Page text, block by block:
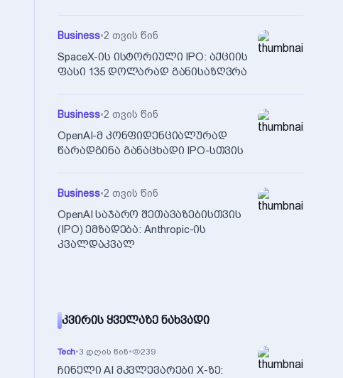
Business•2 თვის წინ
SpaceX-ის ისტორიული IPO: აქციის
ფასი 135 დოლარად განისაზღვრა
Business•2 თვის წინ
OpenAI-მ კონფიდენციალურად
წარადგინა განაცხადი IPO-სთვის
Business•2 თვის წინ
OpenAI საჯარო შეთავაზებისთვის
(IPO) ემზადება: Anthropic-ის
კვალდაკვალ
ᲙᲕᲘᲠᲘᲡ ᲧᲕᲔᲚᲐᲖᲔ ᲜᲐᲮᲕᲐᲓᲘ
Tech•3 დღის წინ• 239
ჩინელი AI მკვლევარები X-ზე: